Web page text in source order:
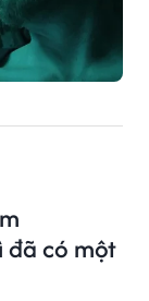
đã có một